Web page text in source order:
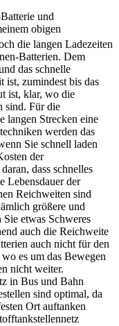
und
obigen
die langen Ladezeiten
Batterien. Dem
das schnelle
ist, zumindest bis das
ist, klar, wo die
sind. Für die
langen Strecken eine
werden das
Sie schnell laden
der
dass schnelles
Lebensdauer der
Reichweiten sind
größere und
etwas Schweres
auch die Reichweite
auch nicht für den
es um das Bewegen
nicht weiter.
in Bus und Bahn
sind optimal, da
Ort auftanken